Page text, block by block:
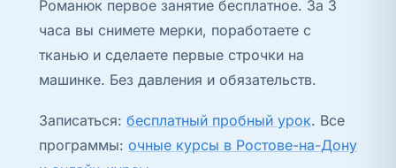
Романюк первое занятие бесплатное. За 3
часа вы снимете мерки, поработаете с
тканью и сделаете первые строчки на
машинке. Без давления и обязательств.
Записаться: бесплатный пробный урок. Все
программы: очные курсы в Ростове-на-Дону